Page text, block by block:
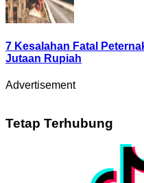
7 Kesalahan Fatal
Jutaan Rupiah
Advertisement
Tetap Terhubung